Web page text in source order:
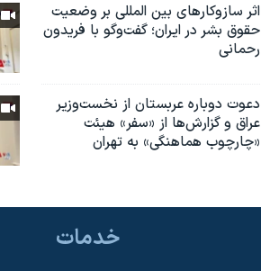
اثر ساز‌و‌کارهای بین المللی بر وضعیت
حقوق بشر در ایران؛ گفت‌وگو با فریدون
رحمانی
دعوت دوباره عربستان از نخست‌وزیر
عراق و گزارش‌ها از «سفر» هیئت
«چارچوب هماهنگی» به تهران
خدمات